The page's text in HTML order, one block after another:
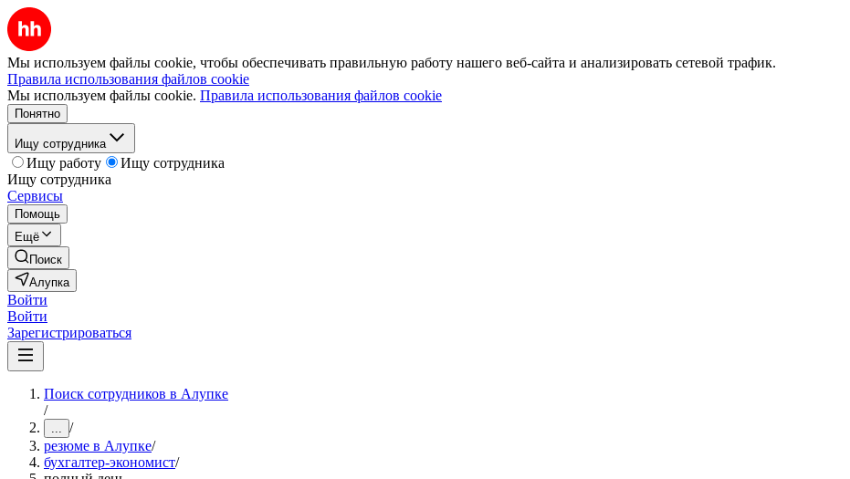
Мы используем файлы cookie, чтобы обеспечивать правильную работу нашего веб-сайта и анализировать сетевой трафик.
Правила использования файлов cookie
Мы используем файлы cookie. Правила использования файлов cookie
Понятно
Ищу сотрудника
Ищу работу
Ищу сотрудника
Ищу сотрудника
Сервисы
Помощь
Ещё
Поиск
Алупка
Войти
Войти
Зарегистрироваться
Поиск сотрудников в Алупке
/
... /
резюме в Алупке/
бухгалтер-экономист/